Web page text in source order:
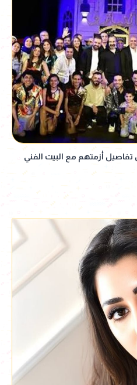
أزمتهم مع البيت الفني